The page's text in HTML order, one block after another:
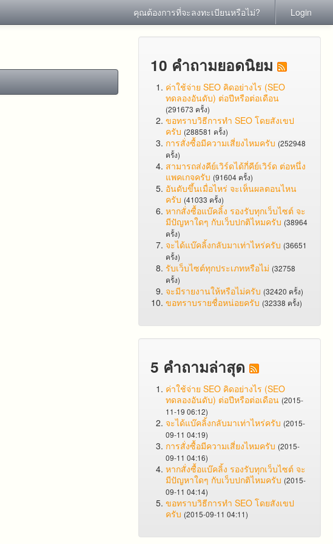
คุณต้องการที่จะลงทะเบียนหรือไม่? Login
10 คำถามยอดนิยม
ค่าใช้จ่าย SEO คิดอย่างไร (SEO
ทดลองอันดับ) ต่อปีหรือต่อเดือน
(291673 ครั้ง)
ขอทราบวิธีการทำ SEO โดยสังเขป
ครับ (288581 ครั้ง)
การสั่งซื้อมีความเสี่ยงไหมครับ (252948
ครั้ง)
สามารถส่งคีย์เวิร์ดได้กี่คีย์เวิร์ด ต่อหนึ่ง
แพคเกจครับ (91604 ครั้ง)
อันดับขึ้นเมื่อไหร่ จะเห็นผลตอนไหน
ครับ (41033 ครั้ง)
หากสั่งซื้อแบ๊คลิ้ง รองรับทุกเว็บไซต์ จะ
มีปัญหาใดๆ กับเว็บปกติไหมครับ (38964
ครั้ง)
จะได้แบ๊คลิ้งกลับมาเท่าไหร่ครับ (36651
ครั้ง)
รับเว็บไซต์ทุกประเภทหรือไม่ (32758
ครั้ง)
จะมีรายงานให้หรือไม่ครับ (32420 ครั้ง)
ขอทราบรายชื่อหน่อยครับ (32338 ครั้ง)
5 คำถามล่าสุด
ค่าใช้จ่าย SEO คิดอย่างไร (SEO
ทดลองอันดับ) ต่อปีหรือต่อเดือน (2015-
11-19 06:12)
จะได้แบ๊คลิ้งกลับมาเท่าไหร่ครับ (2015-
09-11 04:19)
การสั่งซื้อมีความเสี่ยงไหมครับ (2015-
09-11 04:16)
หากสั่งซื้อแบ๊คลิ้ง รองรับทุกเว็บไซต์ จะ
มีปัญหาใดๆ กับเว็บปกติไหมครับ (2015-
09-11 04:14)
ขอทราบวิธีการทำ SEO โดยสังเขป
ครับ (2015-09-11 04:11)